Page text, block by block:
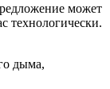
может
технологически.
дыма,